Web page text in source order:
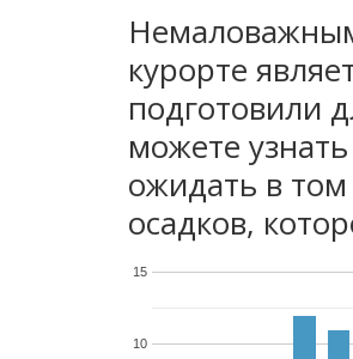
курорте
подготовили
можете
ожидать в
осадков,
10
15